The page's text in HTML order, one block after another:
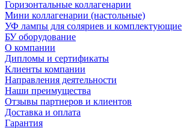
Горизонтальные коллагенарии
Мини коллагенарии (настольные)
УФ лампы для соляриев и комплектующие
БУ оборудование
О компании
Дипломы и сертификаты
Клиенты компании
Направления деятельности
Наши преимущества
Отзывы партнеров и клиентов
Доставка и оплата
Гарантия